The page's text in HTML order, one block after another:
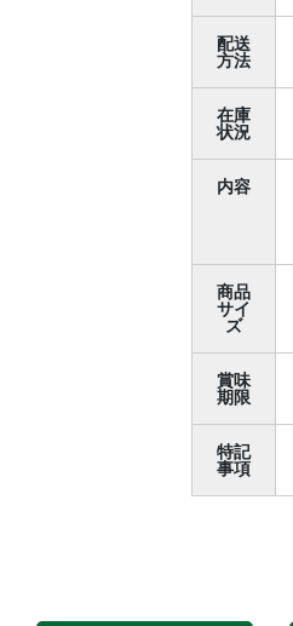
配送
方法
在庫
状況
内容
商品
サイ
ズ
賞味
期限
特記
事項